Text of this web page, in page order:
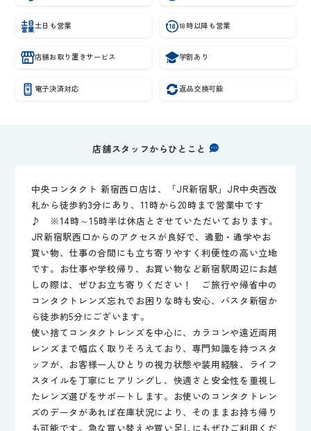
土日も営業 18時以降も営業
店舗お取り置きサービス 学割あり
電子決済対応 返品交換可能
店舗スタッフからひとこと
中央コンタクト 新宿西口店は、「JR新宿駅」JR中央西改
札から徒歩約3分にあり、11時から20時まで営業中です
♪ ※14時～15時半は休店とさせていただいております。
JR新宿駅西口からのアクセスが良好で、通勤・通学やお
買い物、仕事の合間にも立ち寄りやすく利便性の高い立地
です。お仕事や学校帰り、お買い物など新宿駅周辺にお越
しの際は、ぜひお立ち寄りください！ ご旅行や帰省中の
コンタクトレンズ忘れでお困りな時も安心、バスタ新宿か
ら徒歩約5分にございます。
使い捨てコンタクトレンズを中心に、カラコンや遠近両用
レンズまで幅広く取りそろえており、専門知識を持つスタ
ッフが、お客様一人ひとりの視力状態や装用経験、ライフ
スタイルを丁寧にヒアリングし、快適さと安全性を重視し
たレンズ選びをサポートします。お使いのコンタクトレン
ズのデータがあれば在庫状況により、そのままお持ち帰り
も可能です。急な買い替えや買い足しにもぜひご利用くだ